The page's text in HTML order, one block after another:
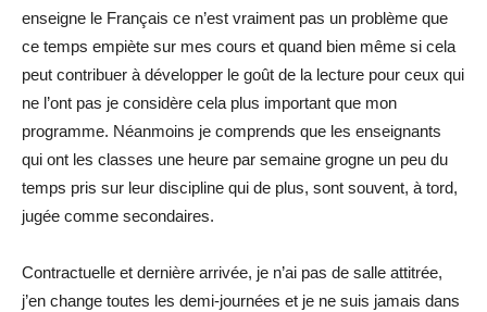
enseigne le Français ce n’est vraiment pas un problème que
ce temps empiète sur mes cours et quand bien même si cela
peut contribuer à développer le goût de la lecture pour ceux qui
ne l’ont pas je considère cela plus important que mon
programme. Néanmoins je comprends que les enseignants
qui ont les classes une heure par semaine grogne un peu du
temps pris sur leur discipline qui de plus, sont souvent, à tord,
jugée comme secondaires.
Contractuelle et dernière arrivée, je n’ai pas de salle attitrée,
j’en change toutes les demi-journées et je ne suis jamais dans